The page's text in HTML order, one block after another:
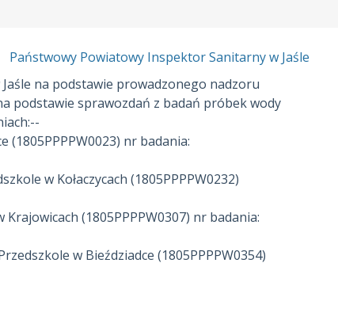
Państwowy Powiatowy Inspektor Sanitarny w Jaśle
na podstawie prowadzonego nadzoru
podstawie sprawozdań z badań próbek wody
(1805PPPPW0023) nr badania:
w Kołaczycach (1805PPPPW0232)
Krajowicach (1805PPPPW0307) nr badania:
w Bieździadce (1805PPPPW0354)